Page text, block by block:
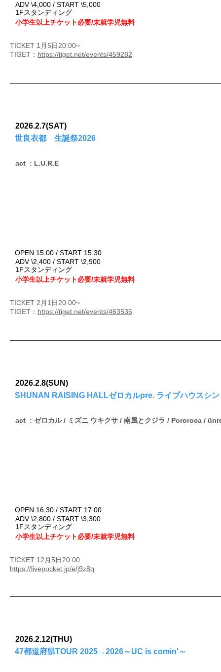
ADV \4,000 / START \5,000
1Fスタンディング
小学生以上チケット必要/未就学児無料
TICKET 1月5日20:00~
TIGET： https://tiget.net/events/459282
2026.2.7(SAT)
世良衣都 生誕祭2026
act : L.U.R.E
OPEN 15:00 / START 15:30
ADV \2,400 / START \2,900
1Fスタンディング
小学生以上チケット必要/未就学児無料
TICKET 2月1日20:00~
TIGET： https://tiget.net/events/463536
2026.2.8(SUN)
SHUNAN RAISING HALLゼロカルpre. ライブハウスシ
act : ゼロカル / ミズニ ウキクサ / 南風とクジラ / Pororoca /
OPEN 16:30 / START 17:00
ADV \2,800 / START \3,300
1Fスタンディング
小学生以上チケット必要/未就学児無料
TICKET 12月5日20:00
https://livepocket.jp/e/j9z8q
2026.2.12(THU)
47都道府県TOUR 2025→2026～UC is comin'～